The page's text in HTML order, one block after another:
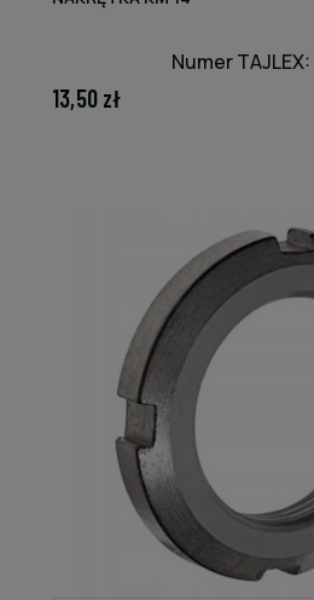
Numer TAJLEX:
13,50 zł